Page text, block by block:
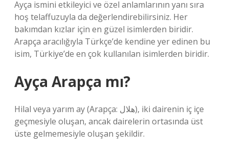
Ayça ismini etkileyici ve özel anlamlarının yanı sıra
hoş telaffuzuyla da değerlendirebilirsiniz. Her
bakımdan kızlar için en güzel isimlerden biridir.
Arapça aracılığıyla Türkçe’de kendine yer edinen bu
isim, Türkiye’de en çok kullanılan isimlerden biridir.
Ayça Arapça mı?
Hilal veya yarım ay (Arapça: هلال), iki dairenin iç içe
geçmesiyle oluşan, ancak dairelerin ortasında üst
üste gelmemesiyle oluşan şekildir.